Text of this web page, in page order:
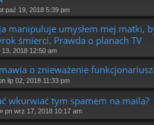
paź 19, 2018 5:39 pm
manipuluje umysłem mej matki,
śmierci. Prawda o planach TV
13, 2018 12:50 am
o znieważenie
lip 02, 2018 11:33 pm
wkurwiać tym spamem na maila?
» pn wrz 17, 2018 10:17 am